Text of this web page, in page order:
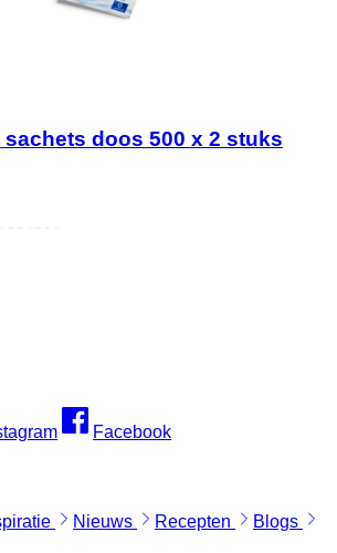
sachets doos 500 x 2 stuks
Facebook
Nieuws Recepten Blogs